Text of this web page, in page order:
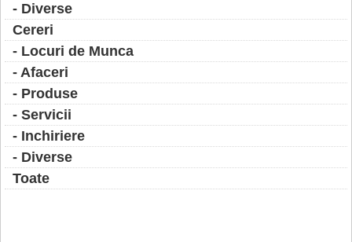
- Diverse
Cereri
- Locuri de Munca
- Afaceri
- Produse
- Servicii
- Inchiriere
- Diverse
Toate